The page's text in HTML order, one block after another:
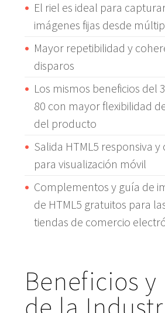
El riel es ideal para
imágenes fijas desde
Mayor repetibilidad y
disparos
Los mismos beneficios del
80 con mayor flexibilidad
del producto
Salida HTML5 responsiva y
para visualización móvil
Complementos y guía de
de HTML5 gratuitos para
tiendas de comercio
Beneficios y